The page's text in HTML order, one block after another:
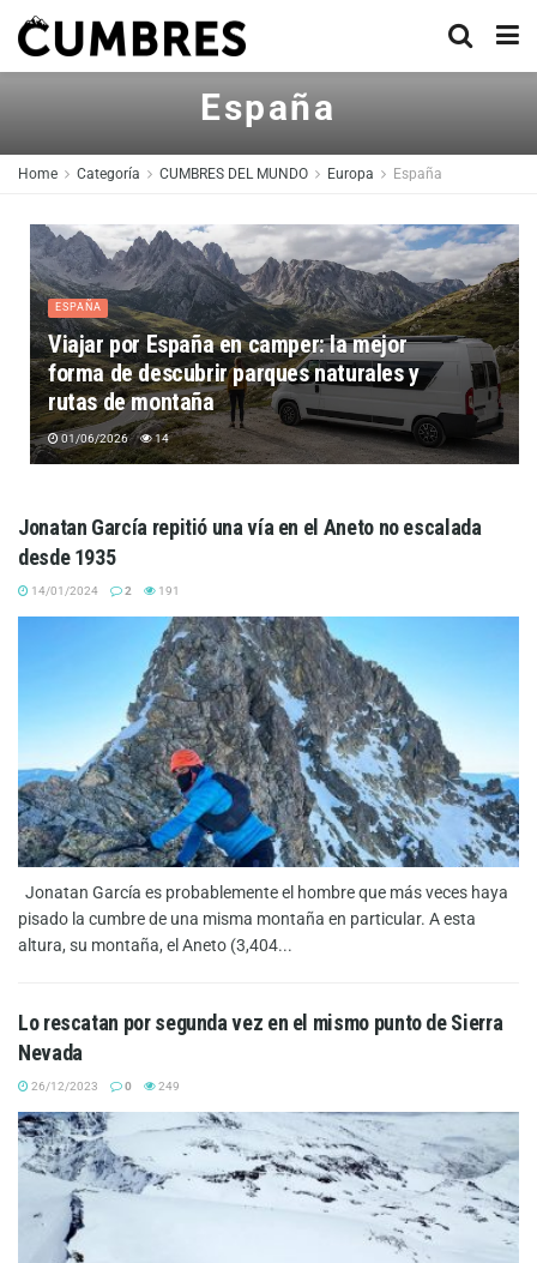
España
Home Categoría CUMBRES DEL MUNDO Europa España
ESPAÑA
Viajar por España en camper: la mejor
forma de descubrir parques naturales y
rutas de montaña
01/06/2026 14
Jonatan García repitió una vía en el Aneto no escalada
desde 1935
14/01/2024 2 191
Jonatan García es probablemente el hombre que más veces haya
pisado la cumbre de una misma montaña en particular. A esta
altura, su montaña, el Aneto (3,404...
Lo rescatan por segunda vez en el mismo punto de Sierra
Nevada
26/12/2023 0 249